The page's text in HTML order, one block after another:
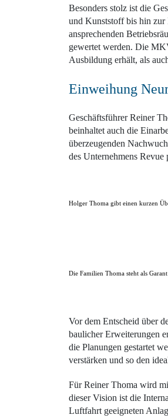
Besonders stolz ist die
und Kunststoff bis hin zur
ansprechenden
gewertet werden. Die
Ausbildung erhält, als
Einweihung
Geschäftsführer Reiner
beinhaltet auch die
überzeugenden
des Unternehmens Revue
Holger Thoma gibt einen kurzen
Die Familien Thoma steht als
Vor dem Entscheid über
baulicher Erweiterungen
die Planungen gestartet
verstärken und so den
Für Reiner Thoma wird
dieser Vision ist die
Luftfahrt geeigneten